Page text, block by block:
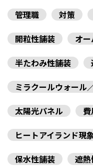
管理職
対策
開粒性舗装
オ
半たわみ性舗装
ミラクールウォール
太陽光パネル
費
ヒートアイランド現
保水性舗装
遮